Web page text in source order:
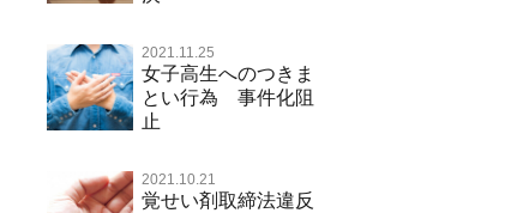
放火・失火
名誉棄損罪・侮辱
2021.11.25
女子高生へのつきま
とい行為 事件化阻
止
2021.10.21
覚せい剤取締法違反